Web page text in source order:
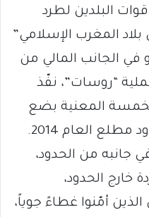
البلدين لطرد
المغرب الإسلامي”
في الجانب المالي من
“روسات”، نفّذ
المعنية بضع
عمليات عسكرية عابرة للحدود مطلع العام 2014.
من الحدود،
خارج الحدود،
أمّنوا غطاءً جوياً،